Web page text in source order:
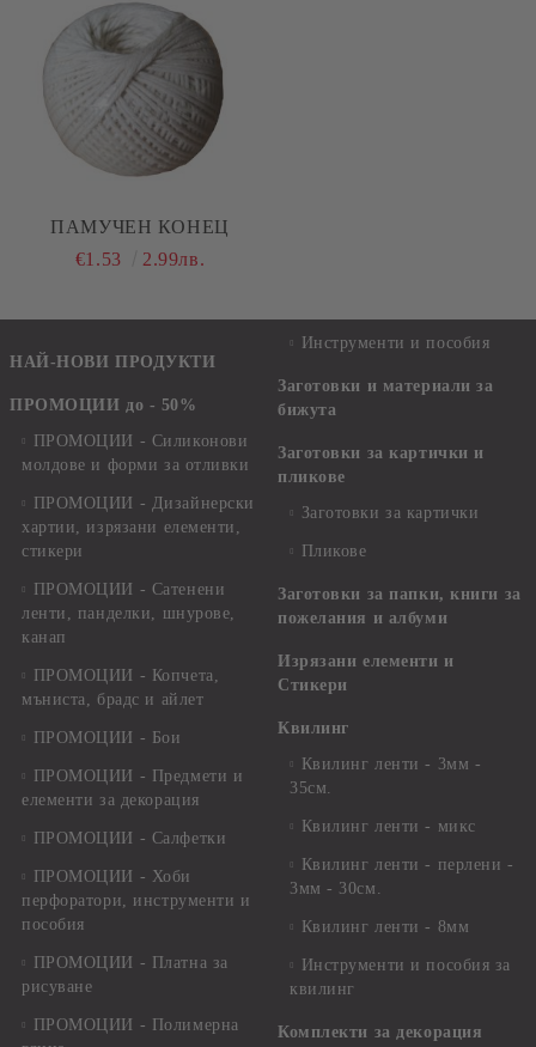
ПАМУЧЕН КОНЕЦ
€1.53
2.99лв.
НАЙ-НОВИ ПРОДУКТИ
ПРОМОЦИИ до - 50%
ПРОМОЦИИ - Силиконови
молдове и форми за отливки
ПРОМОЦИИ - Дизайнерски
хартии, изрязани елементи,
стикери
ПРОМОЦИИ - Сатенени
ленти, панделки, шнурове,
канап
ПРОМОЦИИ - Копчета,
мъниста, брадс и айлет
ПРОМОЦИИ - Бои
ПРОМОЦИИ - Предмети и
елементи за декорация
ПРОМОЦИИ - Салфетки
ПРОМОЦИИ - Хоби
перфоратори, инструменти и
пособия
ПРОМОЦИИ - Платна за
рисуване
ПРОМОЦИИ - Полимерна
Инструменти и пособия
Заготовки и материали за
бижута
Заготовки за картички и
пликове
Заготовки за картички
Пликове
Заготовки за папки, книги за
пожелания и албуми
Изрязани елементи и
Стикери
Квилинг
Квилинг ленти - 3мм -
35см.
Квилинг ленти - микс
Квилинг ленти - перлени -
3мм - 30см.
Квилинг ленти - 8мм
Инструменти и пособия за
квилинг
Комплекти за декорация